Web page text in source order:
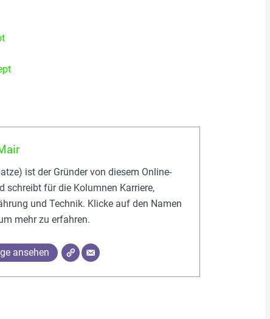
ist der Gründer von diesem Online-
schreibt für die Kolumnen Karriere,
und Technik. Klicke auf den Namen
mehr zu erfahren.
ansehen